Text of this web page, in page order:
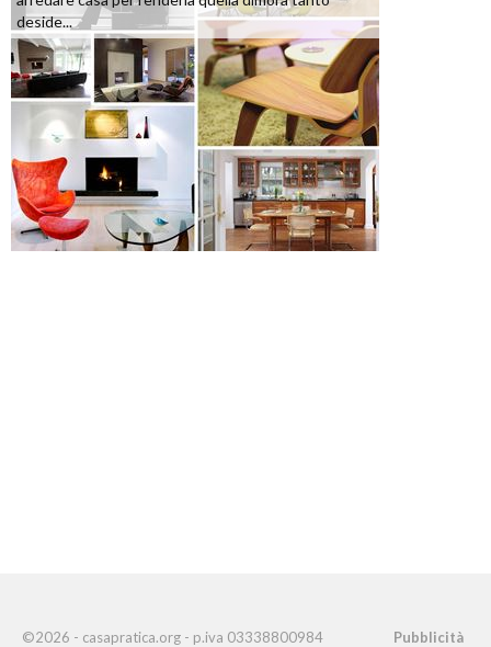
deside...
©2026 - casapratica.org - p.iva 03338800984 Pubblicità